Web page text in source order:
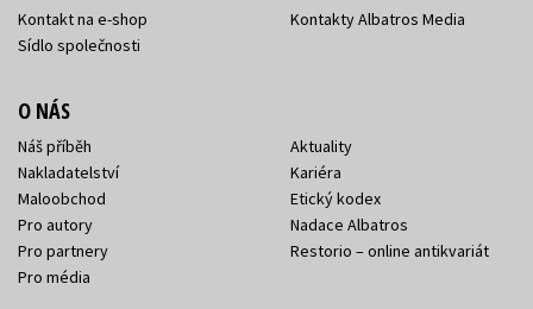
Kontakt na e-shop
Sídlo společnosti
Kontakty Albatros Media
O NÁS
Náš příběh
Nakladatelství
Maloobchod
Pro autory
Pro partnery
Pro média
Aktuality
Kariéra
Etický kodex
Nadace Albatros
Restorio – online antikvariát